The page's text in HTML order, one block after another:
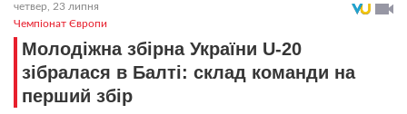
четвер, 23 липня
Чемпіонат Європи
Молодіжна збірна України U-20
зібралася в Балті: склад команди на
перший збір